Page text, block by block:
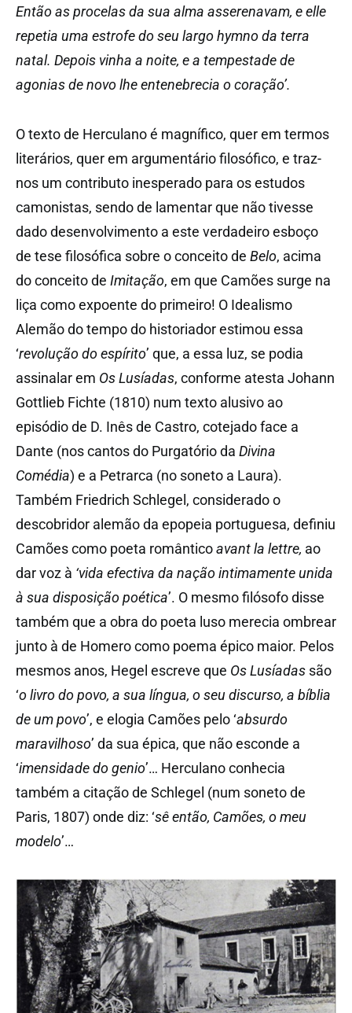
Então as procelas da sua alma asserenavam, e elle
repetia uma estrofe do seu largo hymno da terra
natal. Depois vinha a noite, e a tempestade de
agonias de novo lhe entenebrecia o coração’.
O texto de Herculano é magnífico, quer em termos
literários, quer em argumentário filosófico, e traz-
nos um contributo inesperado para os estudos
camonistas, sendo de lamentar que não tivesse
dado desenvolvimento a este verdadeiro esboço
de tese filosófica sobre o conceito de Belo, acima
do conceito de Imitação, em que Camões surge na
liça como expoente do primeiro! O Idealismo
Alemão do tempo do historiador estimou essa
‘revolução do espírito’ que, a essa luz, se podia
assinalar em Os Lusíadas, conforme atesta Johann
Gottlieb Fichte (1810) num texto alusivo ao
episódio de D. Inês de Castro, cotejado face a
Dante (nos cantos do Purgatório da Divina
Comédia) e a Petrarca (no soneto a Laura).
Também Friedrich Schlegel, considerado o
descobridor alemão da epopeia portuguesa, definiu
Camões como poeta românticoavant la lettre, ao
dar voz à ‘vida efectiva da nação intimamente unida
à sua disposição poética’. O mesmo filósofo disse
também que a obra do poeta luso merecia ombrear
junto à de Homero como poema épico maior. Pelos
mesmos anos, Hegel escreve que Os Lusíadas são
‘o livro do povo, a sua língua, o seu discurso, a bíblia
de um povo’, e elogia Camões pelo ‘absurdo
maravilhoso’ da sua épica, que não esconde a
‘imensidade do genio’… Herculano conhecia
também a citação de Schlegel (num soneto de
Paris, 1807) onde diz: ‘sê então, Camões, o meu
modelo’…